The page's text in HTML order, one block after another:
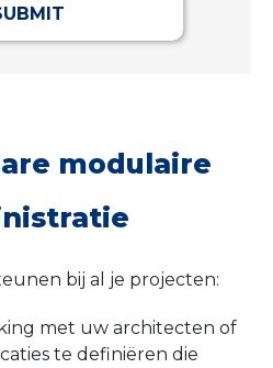
modulaire
bij al je projecten:
met uw architecten of
te definiëren die